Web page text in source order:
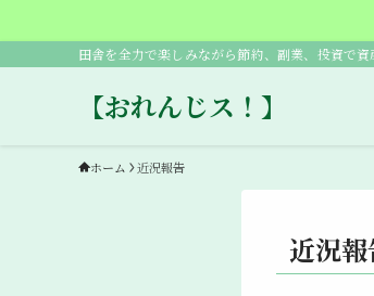
田舎を全力で楽しみながら節約、副業、投資で資
【おれんじス！】
ホーム 近況報告
近況